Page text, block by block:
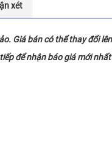
xét
Giá bán có thể thay đổi
để nhận báo giá mới